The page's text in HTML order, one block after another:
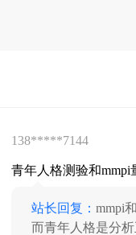
138*****7144
青年人格测验和mmpi
站长回复：mmpi
而青年人格是分